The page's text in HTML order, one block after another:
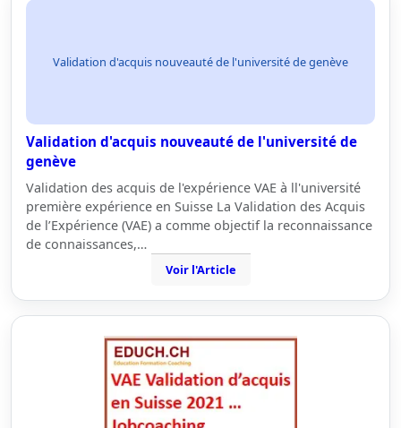
Validation d'acquis nouveauté de l'université de genève
Validation d'acquis nouveauté de l'université de
genève
Validation des acquis de l'expérience VAE à ll'université
première expérience en Suisse La Validation des Acquis
de l’Expérience (VAE) a comme objectif la reconnaissance
de connaissances,…
Voir l'Article